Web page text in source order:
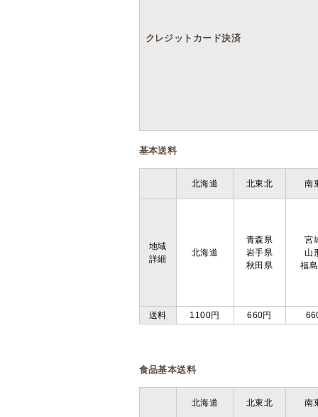
クレジットカード決済
基本送料
北海道 北東北 南
地域
詳細
北海道
青森県
岩手県
秋田県
宮
山
福
送料 1100円 660円
食品基本送料
北海道 北東北 南